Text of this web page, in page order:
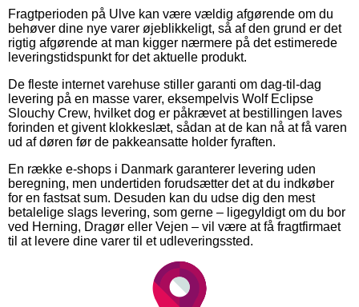
Fragtperioden på Ulve kan være vældig afgørende om du
behøver dine nye varer øjeblikkeligt, så af den grund er det
rigtig afgørende at man kigger nærmere på det estimerede
leveringstidspunkt for det aktuelle produkt.
De fleste internet varehuse stiller garanti om dag-til-dag
levering på en masse varer, eksempelvis Wolf Eclipse
Slouchy Crew, hvilket dog er påkrævet at bestillingen laves
forinden et givent klokkeslæt, sådan at de kan nå at få varen
ud af døren før de pakkeansatte holder fyraften.
En række e-shops i Danmark garanterer levering uden
beregning, men undertiden forudsætter det at du indkøber
for en fastsat sum. Desuden kan du udse dig den mest
betalelige slags levering, som gerne – ligegyldigt om du bor
ved Herning, Dragør eller Vejen – vil være at få fragtfirmaet
til at levere dine varer til et udleveringssted.